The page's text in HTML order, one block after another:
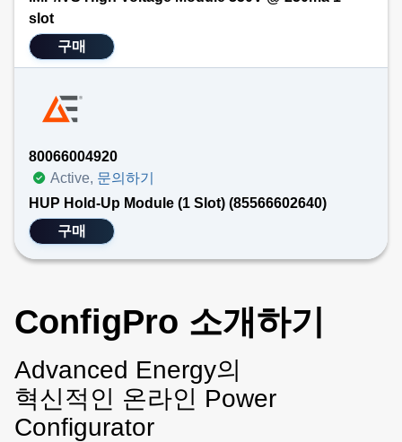
slot
구매
80066004920
Active, 문의하기
HUP Hold-Up Module (1 Slot) (85566602640)
구매
ConfigPro 소개하기
Advanced Energy의
혁신적인 온라인 Power
Configurator